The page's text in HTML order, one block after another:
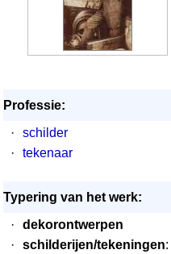
Professie:
·
schilder
·
tekenaar
Typering van het werk:
·
dekorontwerpen
·
schilderijen/tekeningen: